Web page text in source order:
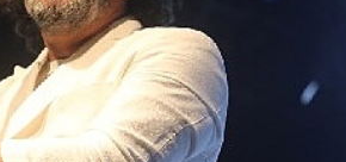
Kutlaması!